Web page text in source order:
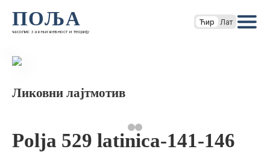
ПОЉА
часопис за књижевност и теорију
Ћир Лат
Ликовни лајтмотив
Polja 529 latinica-141-146